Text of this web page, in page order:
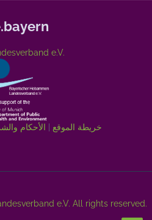
e.V.
الأحكام خريطة الموقع
e.V. All rights reserved.